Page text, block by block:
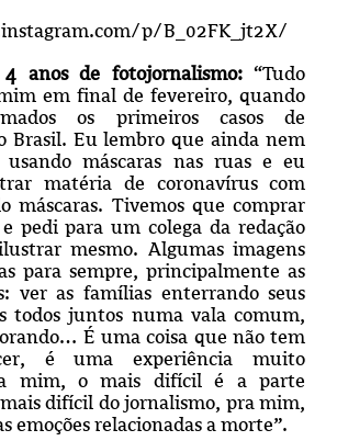
p/B_02FK_jt2X/
anos de fotojornalismo:“Tudo
em final de fevereiro, quando
os primeiros casos de
Brasil. Eu lembro que ainda nem
usando máscaras nas ruas e eu
matéria de coronavírus com
máscaras. Tivemos que comprar
pedi para um colega da redação
mesmo. Algumas imagens
para sempre, principalmente as
ver as famílias enterrando seus
todos juntos numa vala comum,
É uma coisa que não tem
é uma experiência muito
mim, o mais difícil é a parte
difícil do jornalismo, pra mim,
emoções relacionadas a morte”.